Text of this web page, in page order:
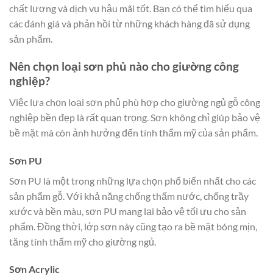
chất lượng và dịch vụ hậu mãi tốt. Bạn có thể tìm hiểu qua
các đánh giá và phản hồi từ những khách hàng đã sử dụng
sản phẩm.
Nên chọn loại sơn phủ nào cho giường công
nghiệp?
Việc lựa chọn loại sơn phủ phù hợp cho giường ngủ gỗ công
nghiệp bền đẹp là rất quan trọng. Sơn không chỉ giúp bảo vệ
bề mặt mà còn ảnh hưởng đến tính thẩm mỹ của sản phẩm.
Sơn PU
Sơn PU là một trong những lựa chọn phổ biến nhất cho các
sản phẩm gỗ. Với khả năng chống thấm nước, chống trầy
xước và bền màu, sơn PU mang lại bảo vệ tối ưu cho sản
phẩm. Đồng thời, lớp sơn này cũng tạo ra bề mặt bóng mịn,
tăng tính thẩm mỹ cho giường ngủ.
Sơn Acrylic